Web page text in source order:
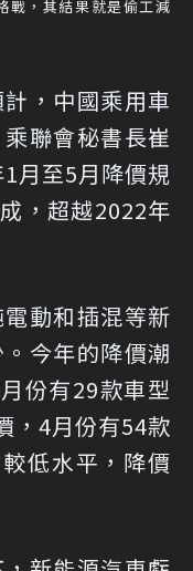
戰，其結果就是偷工減
，中國乘用車
聯會秘書長崔
月至5月降價規
，超越2022年
動和插混等新
今年的降價潮
份有29款車型
，4月份有54款
低水平，降價